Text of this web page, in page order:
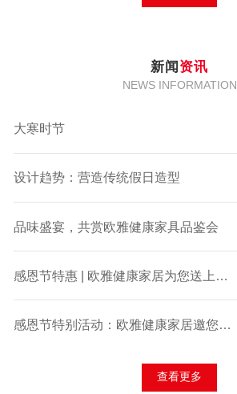
新闻 资讯
NEWS INFORMATION
大寒时节
设计趋势：营造传统假日造型
品味盛宴，共赏欧雅健康家具品鉴会
感恩节特惠 | 欧雅健康家居为您送上诚挚的感谢与独家折扣！
感恩节特别活动：欧雅健康家居邀您体验科技舒适，赢取专属好礼！
查看更多